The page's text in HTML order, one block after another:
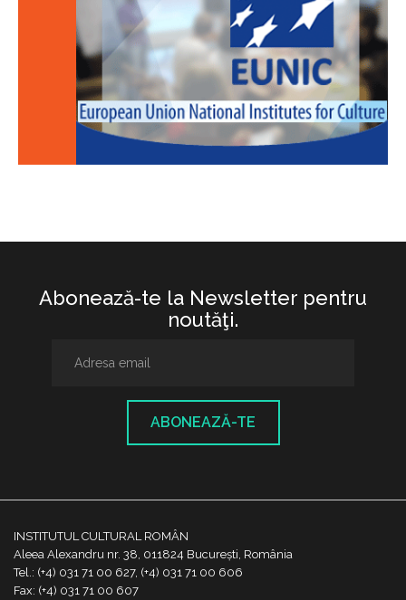
Abonează-te la Newsletter pentru
noutăţi.
ABONEAZĂ-TE
INSTITUTUL CULTURAL ROMÂN
Aleea Alexandru nr. 38, 011824 București, România
Tel.: (+4) 031 71 00 627, (+4) 031 71 00 606
Fax: (+4) 031 71 00 607